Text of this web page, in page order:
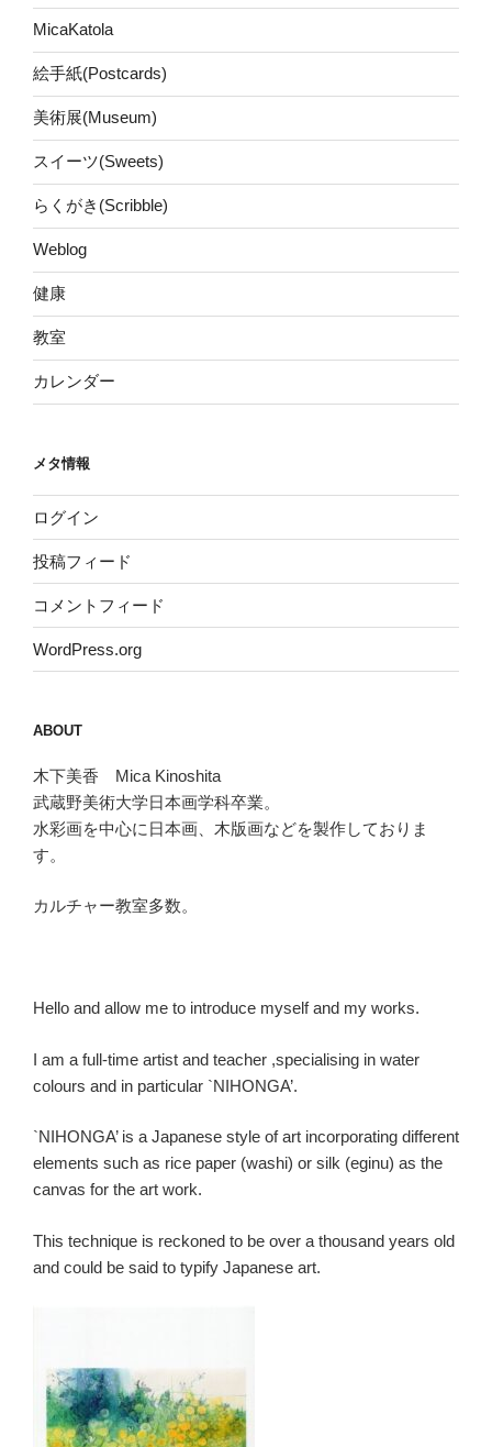
MicaKatola
絵手紙(Postcards)
美術展(Museum)
スイーツ(Sweets)
らくがき(Scribble)
Weblog
健康
教室
カレンダー
メタ情報
ログイン
投稿フィード
コメントフィード
WordPress.org
ABOUT
木下美香 Mica Kinoshita
武蔵野美術大学日本画学科卒業。
水彩画を中心に日本画、木版画などを製作しておりま
す。
カルチャー教室多数。
Hello and allow me to introduce myself and my works.
I am a full-time artist and teacher ,specialising in water
colours and in particular `NIHONGA’.
`NIHONGA’ is a Japanese style of art incorporating different
elements such as rice paper (washi) or silk (eginu) as the
canvas for the art work.
This technique is reckoned to be over a thousand years old
and could be said to typify Japanese art.